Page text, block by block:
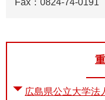
広島県公立大学法